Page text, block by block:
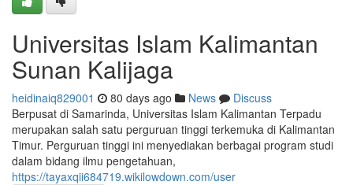
Universitas Islam Kalimantan
Sunan Kalijaga
heidinaiq829001 80 days ago News
Discuss
Berpusat di Samarinda, Universitas Islam Kalimantan Terpadu
merupakan salah satu perguruan tinggi terkemuka di Kalimantan
Timur. Perguruan tinggi ini menyediakan berbagai program studi
dalam bidang ilmu pengetahuan,
https://tayaxqii684719.wikilowdown.com/user